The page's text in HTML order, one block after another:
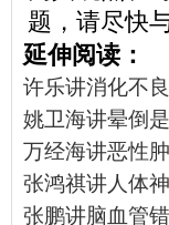
题，请尽快
延伸阅读：
许乐讲消化不
姚卫海讲晕倒
万经海讲恶性
张鸿祺讲人体
张鹏讲脑血管